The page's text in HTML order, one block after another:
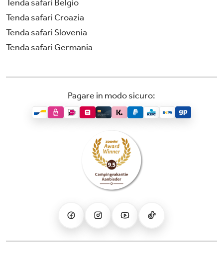
Tenda safari Belgio
Tenda safari Croazia
Tenda safari Slovenia
Tenda safari Germania
Pagare in modo sicuro: